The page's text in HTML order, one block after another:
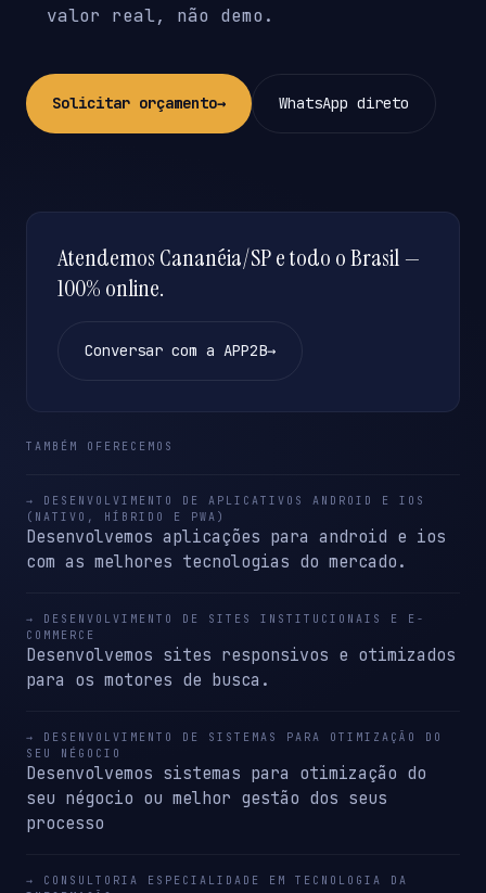
valor real, não demo.
Solicitar orçamento→ WhatsApp direto
Atendemos Cananéia/SP e todo o Brasil —
100% online.
Conversar com a APP2B→
TAMBÉM OFERECEMOS
→ DESENVOLVIMENTO DE APLICATIVOS ANDROID E IOS
(NATIVO, HÍBRIDO E PWA)
Desenvolvemos aplicações para android e ios
com as melhores tecnologias do mercado.
→ DESENVOLVIMENTO DE SITES INSTITUCIONAIS E E-
COMMERCE
Desenvolvemos sites responsivos e otimizados
para os motores de busca.
→ DESENVOLVIMENTO DE SISTEMAS PARA OTIMIZAÇÃO DO
SEU NÉGOCIO
Desenvolvemos sistemas para otimização do
seu négocio ou melhor gestão dos seus
processo
→ CONSULTORIA ESPECIALIDADE EM TECNOLOGIA DA